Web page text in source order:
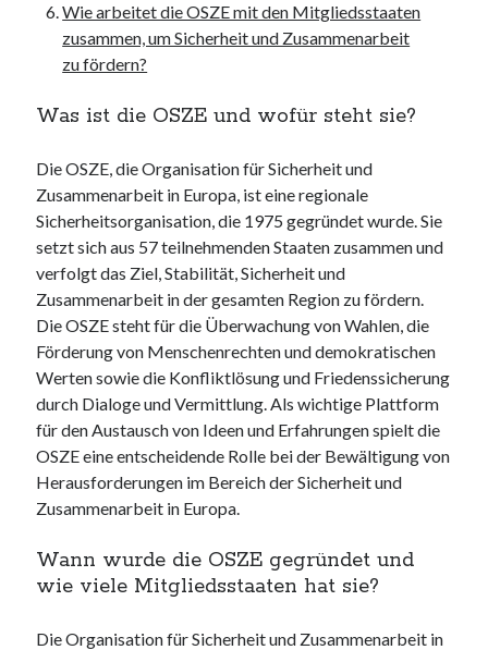
typo3
umzugskartons
Uncategorized
unterkünfte
wordpress
Wie arbeitet die OSZE mit den Mitgliedsstaaten
zusammen, um Sicherheit und Zusammenarbeit
zu fördern?
Was ist die OSZE und wofür steht sie?
Die OSZE, die Organisation für Sicherheit und
Zusammenarbeit in Europa, ist eine regionale
Sicherheitsorganisation, die 1975 gegründet wurde. Sie
setzt sich aus 57 teilnehmenden Staaten zusammen und
verfolgt das Ziel, Stabilität, Sicherheit und
Zusammenarbeit in der gesamten Region zu fördern.
Die OSZE steht für die Überwachung von Wahlen, die
Förderung von Menschenrechten und demokratischen
Werten sowie die Konfliktlösung und Friedenssicherung
durch Dialoge und Vermittlung. Als wichtige Plattform
für den Austausch von Ideen und Erfahrungen spielt die
OSZE eine entscheidende Rolle bei der Bewältigung von
Herausforderungen im Bereich der Sicherheit und
Zusammenarbeit in Europa.
Wann wurde die OSZE gegründet und
wie viele Mitgliedsstaaten hat sie?
Die Organisation für Sicherheit und Zusammenarbeit in